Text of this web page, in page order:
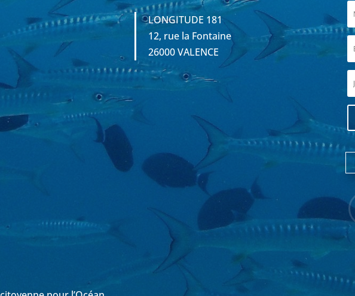
LONGITUDE 181
12, rue la Fontaine
26000 VALENCE